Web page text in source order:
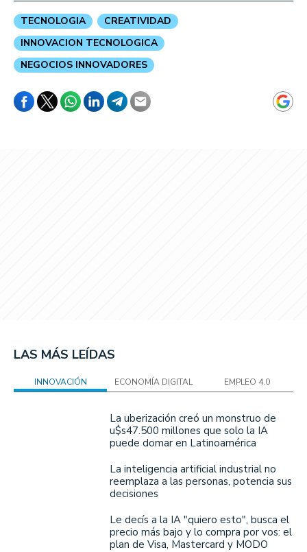
TECNOLOGIA
CREATIVIDAD
INNOVACION TECNOLOGICA
NEGOCIOS INNOVADORES
LAS MÁS LEÍDAS
INNOVACIÓN ECONOMÍA DIGITAL EMPLEO 4.0
La uberización creó un monstruo de
u$s47.500 millones que solo la IA
puede domar en Latinoamérica
La inteligencia artificial industrial no
reemplaza a las personas, potencia sus
decisiones
Le decís a la IA "quiero esto", busca el
precio más bajo y lo compra por vos: el
plan de Visa, Mastercard y MODO